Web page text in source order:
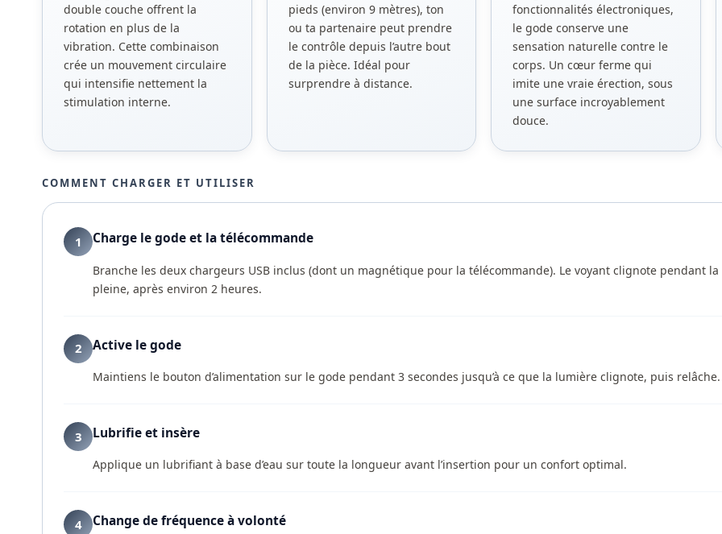
double couche offrent la
rotation en plus de la
vibration. Cette combinaison
crée un mouvement circulaire
qui intensifie nettement la
stimulation interne.
pieds (environ 9 mètres), ton
ou ta partenaire peut prendre
le contrôle depuis l’autre bout
de la pièce. Idéal pour
surprendre à distance.
fonctionnalités électroniques,
le gode conserve une
sensation naturelle contre le
corps. Un cœur ferme qui
imite une vraie érection, sous
une surface incroyablement
douce.
COMMENT CHARGER ET UTILISER
1 Charge le gode et la télécommande
Branche les deux chargeurs USB inclus (dont un magnétique pour la télécommande). Le voyant clignote pendant
pleine, après environ 2 heures.
2 Active le gode
Maintiens le bouton d’alimentation sur le gode pendant 3 secondes jusqu’à ce que la lumière clignote, puis relâche.
3 Lubrifie et insère
Applique un lubrifiant à base d’eau sur toute la longueur avant l’insertion pour un confort optimal.
4 Change de fréquence à volonté